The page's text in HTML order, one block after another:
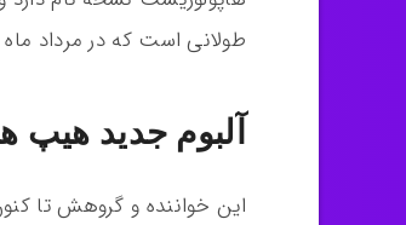
طولانی است که در مرداد
آلبوم جدید هیپ
این خواننده و گروهش تا